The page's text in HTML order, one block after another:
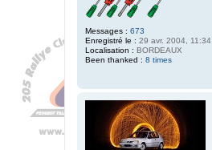
Messages : 673
Enregistré le : 29 avr. 2004, 11:34
Localisation : BORDEAUX
Been thanked : 8 times